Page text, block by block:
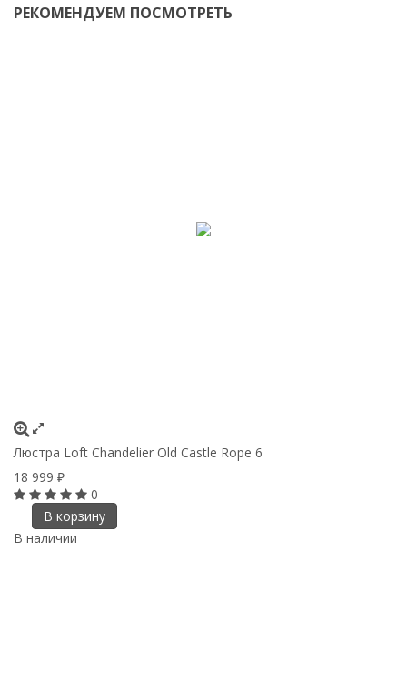
РЕКОМЕНДУЕМ ПОСМОТРЕТЬ
Люстра Loft Chandelier Old Castle Rope 6
18 999 ₽
0
В корзину
В наличии